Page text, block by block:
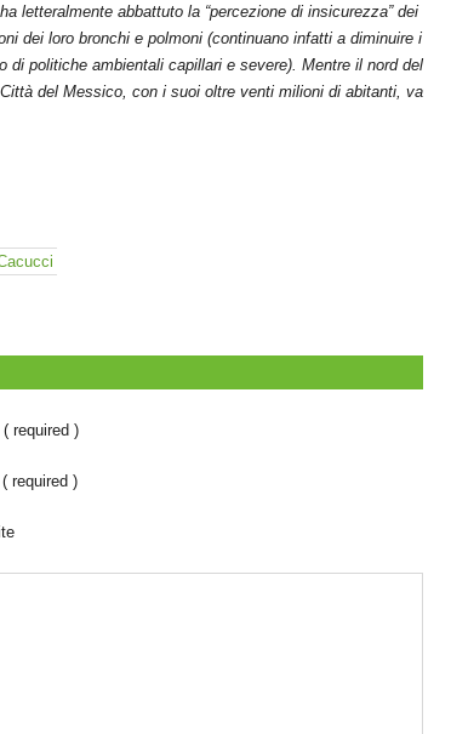
letteralmente abbattuto la “percezione di insicurezza” dei
dei loro bronchi e polmoni (continuano infatti a diminuire i
di politiche ambientali capillari e severe). Mentre il nord del
del Messico, con i suoi oltre venti milioni di abitanti, va
( required )
required )